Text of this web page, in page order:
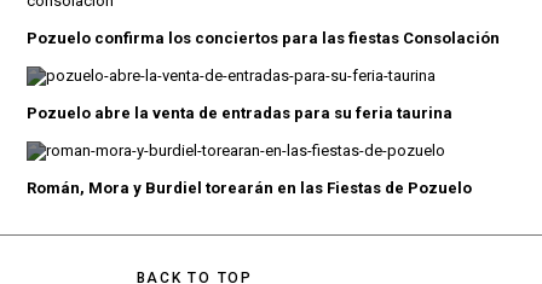
Pozuelo confirma los conciertos para las fiestas Consolación
Pozuelo abre la venta de entradas para su feria taurina
Román, Mora y Burdiel torearán en las Fiestas de Pozuelo
BACK TO TOP